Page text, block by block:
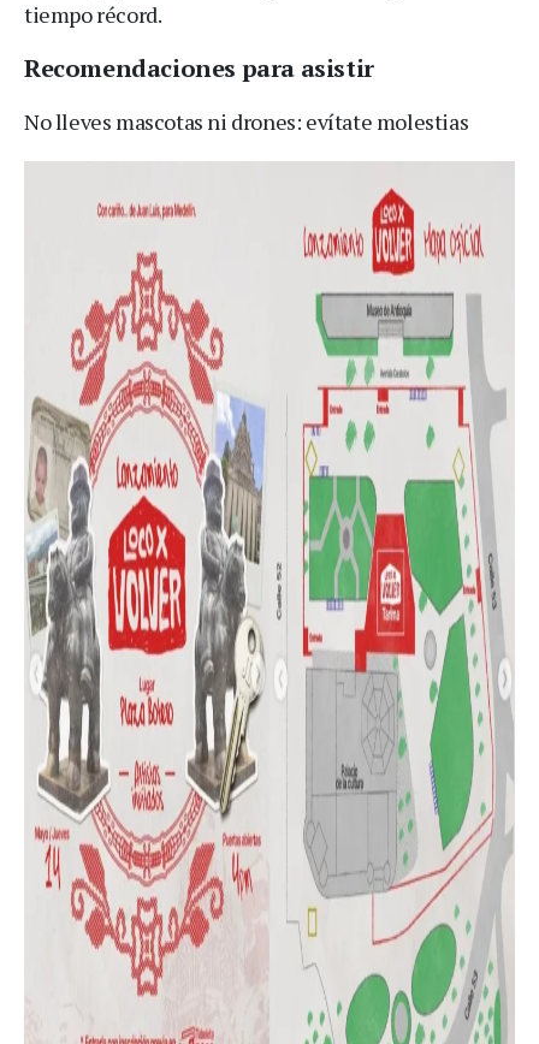
tiempo récord.
Recomendaciones para asistir
No lleves mascotas ni drones: evítate molestias